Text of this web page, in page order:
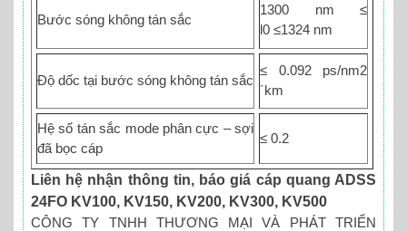
Bước sóng không tán sắc
1300 nm ≤
l0 ≤1324 nm
Độ dốc tại bước sóng không tán sắc
≤ 0.092 ps/nm2
´km
Hệ số tán sắc mode phân cực – sợi
đã bọc cáp
≤ 0.2
Liên hệ nhận thông tin, báo giá cáp quang ADSS
24FO KV100, KV150, KV200, KV300, KV500
CÔNG TY TNHH THƯƠNG MẠI VÀ PHÁT TRIỂN